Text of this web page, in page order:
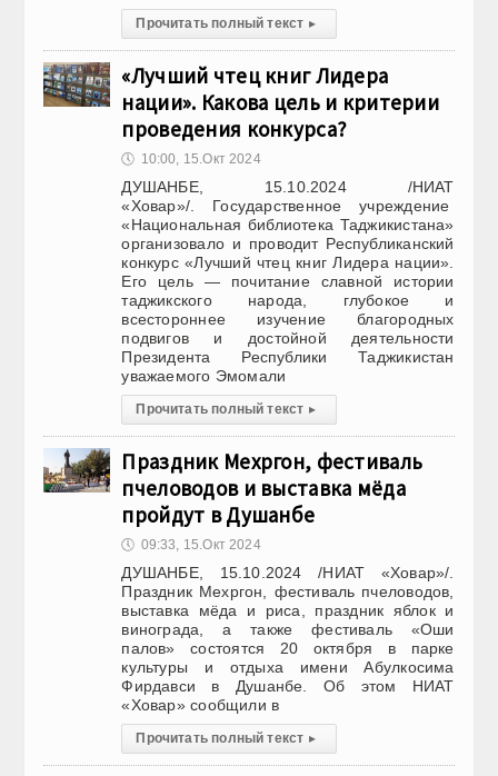
Прочитать полный текст ▸
«Лучший чтец книг Лидера
нации». Какова цель и критерии
проведения конкурса?
🕔 10:00, 15.Окт 2024
ДУШАНБЕ, 15.10.2024 /НИАТ
«Ховар»/. Государственное учреждение
«Национальная библиотека Таджикистана»
организовало и проводит Республиканский
конкурс «Лучший чтец книг Лидера нации».
Его цель — почитание славной истории
таджикского народа, глубокое и
всестороннее изучение благородных
подвигов и достойной деятельности
Президента Республики Таджикистан
уважаемого Эмомали
Прочитать полный текст ▸
Праздник Мехргон, фестиваль
пчеловодов и выставка мёда
пройдут в Душанбе
🕔 09:33, 15.Окт 2024
ДУШАНБЕ, 15.10.2024 /НИАТ «Ховар»/.
Праздник Мехргон, фестиваль пчеловодов,
выставка мёда и риса, праздник яблок и
винограда, а также фестиваль «Оши
палов» состоятся 20 октября в парке
культуры и отдыха имени Абулкосима
Фирдавси в Душанбе. Об этом НИАТ
«Ховар» сообщили в
Прочитать полный текст ▸